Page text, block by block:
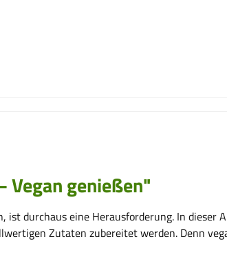
genießen"
durchaus eine Herausforderung. In
Zutaten zubereitet werden. Denn